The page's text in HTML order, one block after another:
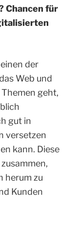
Chancen für
der
Web und
geht,
gut in
versetzen
kann. Diese
herum zu
Kunden